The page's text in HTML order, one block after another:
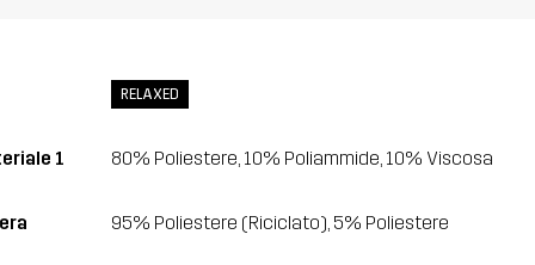
RELAXED
1 80% Poliestere, 10% Poliammide, 10% Viscosa
95% Poliestere (Riciclato), 5% Poliestere